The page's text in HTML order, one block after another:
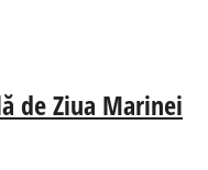
de Ziua Marinei